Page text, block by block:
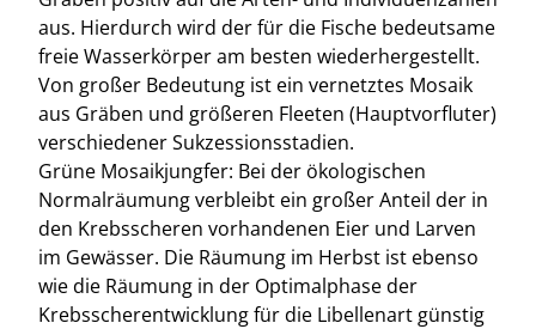
aus. Hierdurch wird der für die Fische bedeutsame
freie Wasserkörper am besten wiederhergestellt.
Von großer Bedeutung ist ein vernetztes Mosaik
aus Gräben und größeren Fleeten (Hauptvorfluter)
verschiedener Sukzessionsstadien.
Grüne Mosaikjungfer: Bei der ökologischen
Normalräumung verbleibt ein großer Anteil der in
den Krebsscheren vorhandenen Eier und Larven
im Gewässer. Die Räumung im Herbst ist ebenso
wie die Räumung in der Optimalphase der
Krebsscherentwicklung für die Libellenart günstig